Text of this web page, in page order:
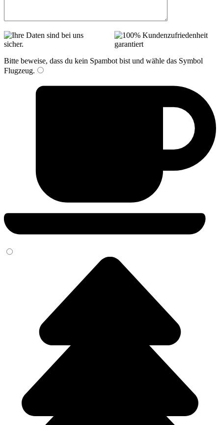
Bitte beweise, dass du kein Spambot bist und wähle das Symbol
Flugzeug.